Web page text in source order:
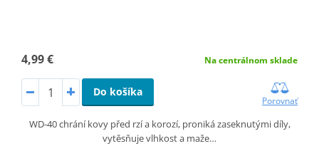
4,99 € Na centrálnom sklade
Do košíka
Porovnať
WD-40 chrání kovy před rzí a korozí, proniká zaseknutými díly,
vytěsňuje vlhkost a maže…